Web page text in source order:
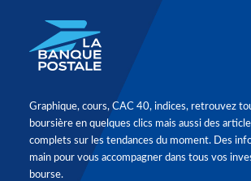
Graphique, cours, CAC 40, indices, retrouvez
boursière en quelques clics mais aussi des
complets sur les tendances du moment. Des
main pour vous accompagner dans tous vos
bourse.